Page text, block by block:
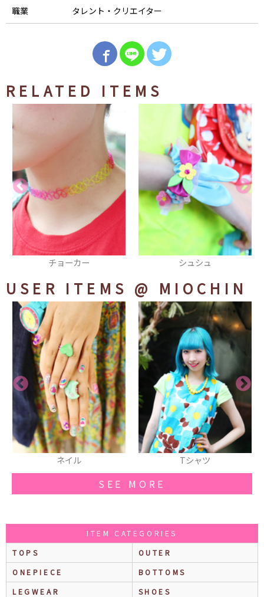
職業 タレント・クリエイター
RELATED ITEMS
シュシュ マフラー
USER ITEMS @ MIOCHIN
Tシャツ フラワー
SEE MORE
ITEM CATEGORIES
TOPS
OUTER
ONEPIECE
BOTTOMS
LEGWEAR
SHOES